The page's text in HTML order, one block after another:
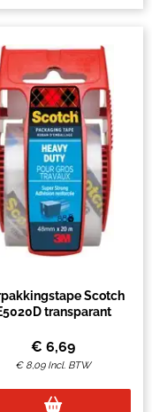
Scotch
transparant
€ 6,69
€ 8,09 Incl. BTW